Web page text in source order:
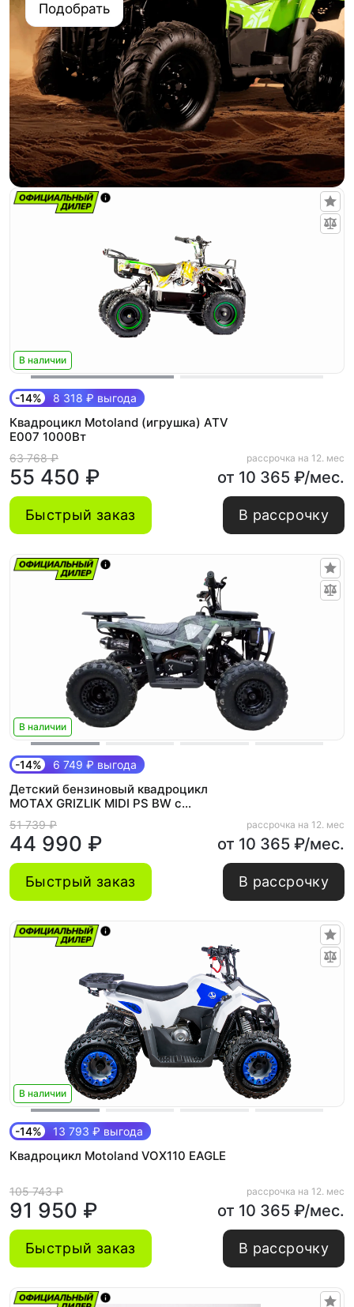
Подобрать
В наличии
-14% 8 318 ₽ выгода
Квадроцикл Motoland (игрушка) ATV
E007 1000Вт
63 768 ₽
55 450 ₽
рассрочка на 12. мес
от 10 365 ₽/мес.
Быстрый заказ В рассрочку
В наличии
-14% 6 749 ₽ выгода
Детский бензиновый квадроцикл
MOTAX GRIZLIK MIDI PS BW с
Механическим стартером
51 739 ₽
44 990 ₽
рассрочка на 12. мес
от 10 365 ₽/мес.
Быстрый заказ В рассрочку
В наличии
-14% 13 793 ₽ выгода
Квадроцикл Motoland VOX110 EAGLE
105 743 ₽
91 950 ₽
рассрочка на 12. мес
от 10 365 ₽/мес.
Быстрый заказ В рассрочку